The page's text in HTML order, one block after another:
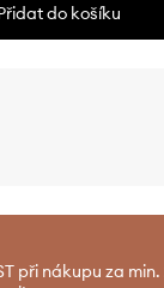
do košíku
při nákupu za